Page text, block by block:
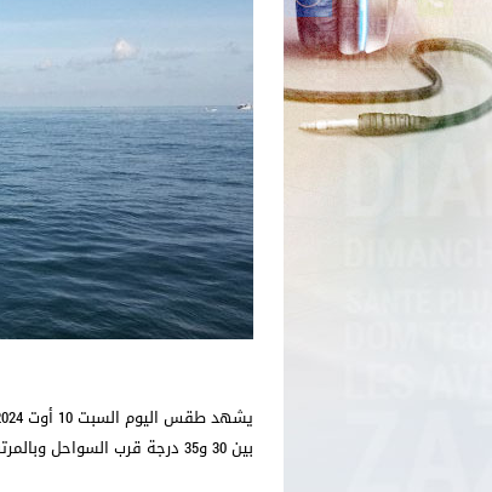
بين 30 و35 درجة قرب السواحل وبالمرتفعات وبين 36 و42 درجة ببقية المناطق مع ظهور الشهيلي.